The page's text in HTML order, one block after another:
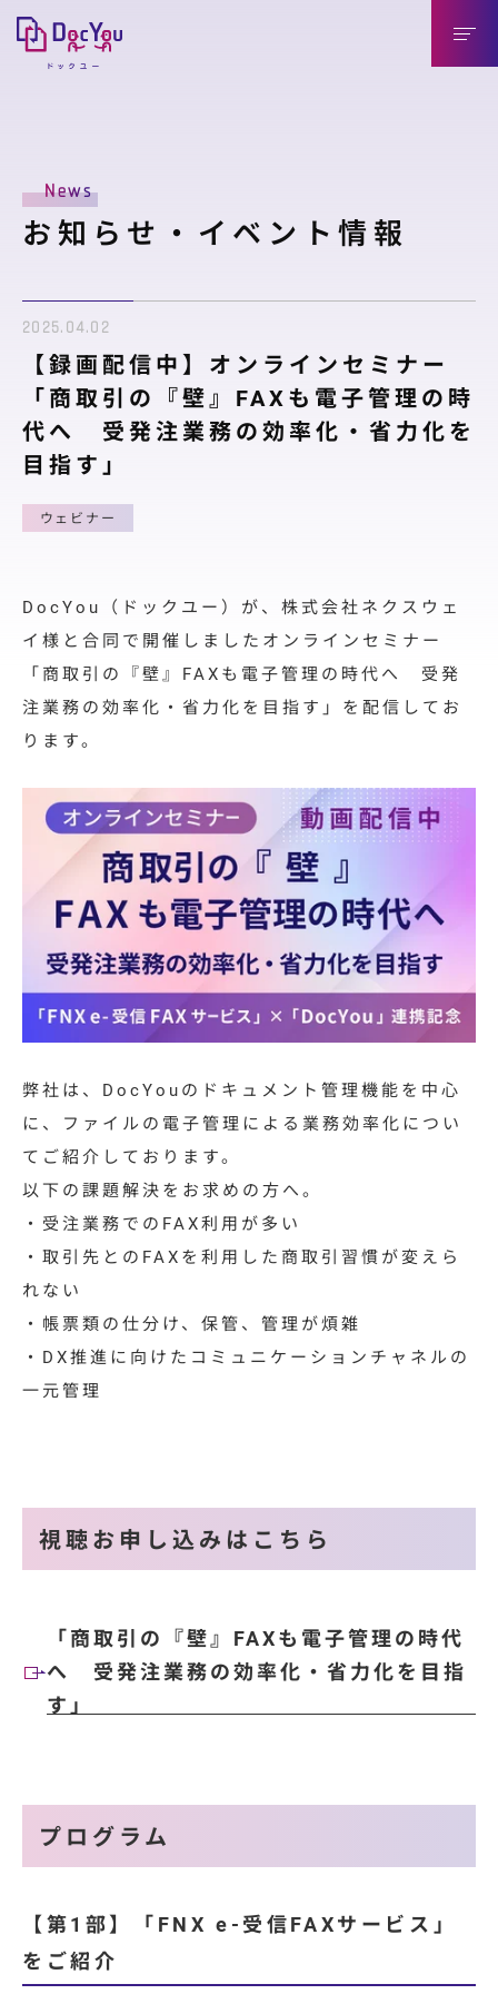
資料ダウンロード
導入のメリット
導入企業様（送信側）
機能紹介
連携製品
料金プラン
取引先展開
サポート
導入事例
お役立ち情報
資料ダウンロード
セミナー情報
よくあるご質問
特集コラム
News
お知らせ・イベント情報
2025.04.02
【録画配信中】オンラインセミナー
「商取引の『壁』FAXも電子管理の時
代へ 受発注業務の効率化・省力化を
目指す」
ウェビナー
DocYou（ドックユー）が、 株式会社ネクスウェ
イ様と合同で開催しましたオンラインセミナー
「商取引の『壁』FAXも電子管理の時代へ 受発
注業務の効率化・省力化を目指す」を配信してお
ります。
弊社は、 DocYouのドキュメント管理機能を中心
に、ファイルの電子管理による業務効率化につい
てご紹介しております。
以下の課題解決をお求めの方へ。
・受注業務でのFAX利用が多い
・取引先とのFAXを利用した商取引習慣が変えら
れない
・帳票類の仕分け、保管、管理が煩雑
・DX推進に向けたコミュニケーションチャネルの
一元管理
視聴お申し込みはこちら
「商取引の『壁』FAXも電子管理の時代
へ 受発注業務の効率化・省力化を目指
す」
プログラム
【第1部】「FNX e-受信FAXサービス」
をご紹介